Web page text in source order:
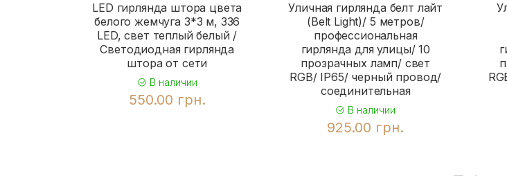
LED гирлянда штора цвета
белого жемчуга 3*3 м, 336
LED, свет теплый белый /
Светодиодная гирлянда
штора от сети
В наличии
550.00 грн.
Уличная гирлянда белт лайт
(Belt Light)/ 5 метров/
профессиональная
гирлянда для улицы/ 10
прозрачных ламп/ свет
RGB/ IP65/ черный провод/
соединительная
В наличии
925.00 грн.